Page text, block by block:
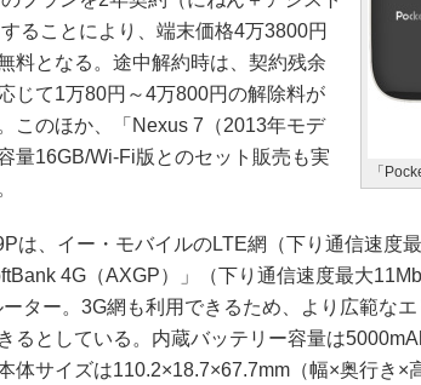
「
ることにより、端末価格4万3800円
料となる。途中解約時は、契約残余
じて1万80円～4万800円の解除料が
このほか、「Nexus 7（2013年モデ
量16GB/Wi-Fi版とのセット販売も実
は、イー・モバイルのLTE網（下り通信速度
4G（AXGP）」（下り通信速度最大
ター。3G網も利用できるため、より広範な
るとしている。内蔵バッテリー容量は
体サイズは110.2×18.7×67.7mm（幅×奥行き×